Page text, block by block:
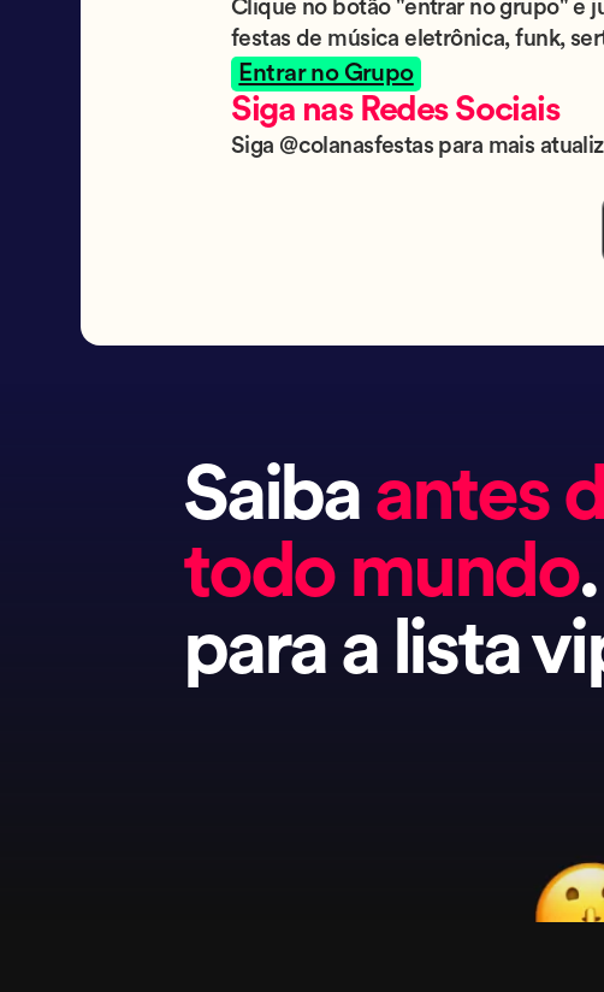
Clique no botão "entrar no grupo" e
festas de música eletrônica, funk,
Entrar no Grupo
Siga nas Redes Sociais
Siga @colanasfestas para mais
Saiba antes
todo mundo
para a lista